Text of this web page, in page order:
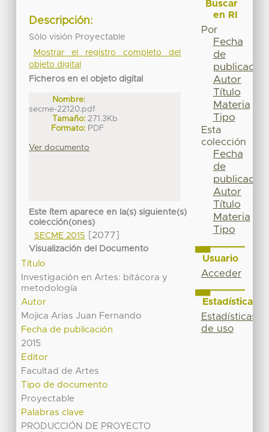
Descripción:
Sólo visión Proyectable
Mostrar el registro completo del
objeto digital
Ficheros en el objeto digital
Nombre:
secme-22120.pdf
Tamaño: 271.3Kb
Formato: PDF
Ver documento
Este ítem aparece en la(s) siguiente(s)
colección(ones)
SECME 2015
[2077]
Visualización del Documento
Título
Investigación en Artes: bitácora y
metodología
Autor
Mojica Arias Juan Fernando
Fecha de publicación
2015
Editor
Facultad de Artes
Tipo de documento
Proyectable
Palabras clave
PRODUCCIÓN DE PROYECTO
Buscar
en RI
Por
Fecha
de
publicación
Autor
Título
Materia
Tipo
Esta
colección
Fecha
de
publicación
Autor
Título
Materia
Tipo
Usuario
Acceder
Estadísticas
Estadísticas
de uso